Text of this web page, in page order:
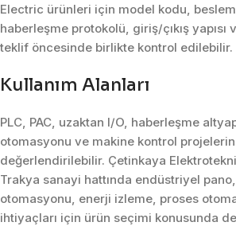
Electric ürünleri için model kodu,
haberleşme protokolü, giriş/çıkış yapısı
teklif öncesinde birlikte kontrol edilebilir.
Kullanım Alanları
PLC, PAC, uzaktan I/O, haberleşme
otomasyonu ve makine kontrol
değerlendirilebilir. Çetinkaya
Trakya sanayi hattında endüstriyel
otomasyonu, enerji izleme, proses
ihtiyaçları için ürün seçimi konusunda